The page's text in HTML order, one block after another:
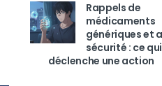
Rappels de
médicaments
génériques et
sécurité : ce qui
déclenche une action